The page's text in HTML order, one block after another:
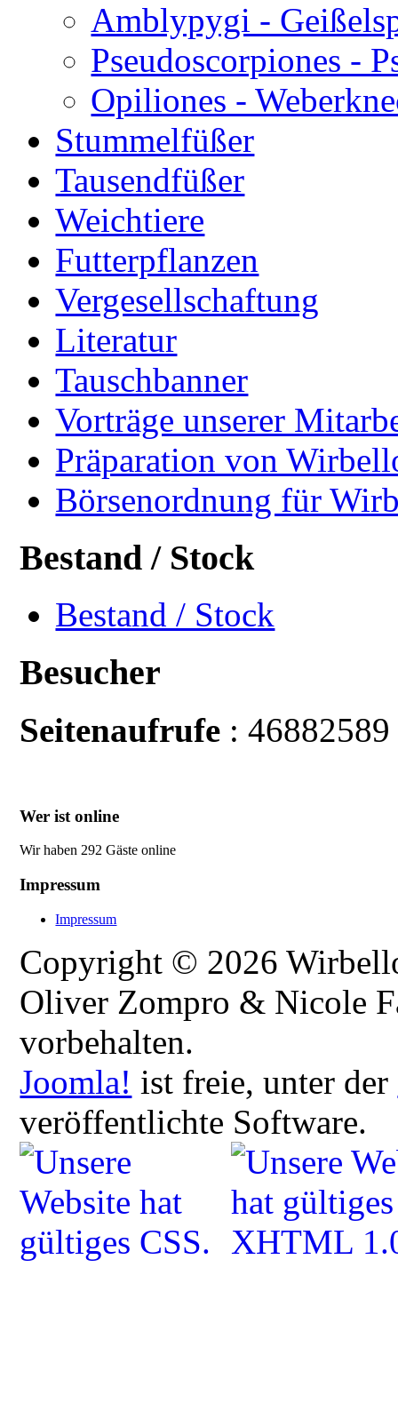
Amblypygi -
Pseudoscorpiones -
Opiliones -
Stummelfüßer
Tausendfüßer
Weichtiere
Futterpflanzen
Vergesellschaftung
Literatur
Tauschbanner
Vorträge unserer
Präparation von
Börsenordnung für
Bestand / Stock
Bestand / Stock
Besucher
Seitenaufrufe : 46882589
Wer ist online
Wir haben 292 Gäste online
Impressum
Impressum
Copyright © 2026
Oliver Zompro & Nicole
vorbehalten.
Joomla! ist freie, unter der
veröffentlichte Software.